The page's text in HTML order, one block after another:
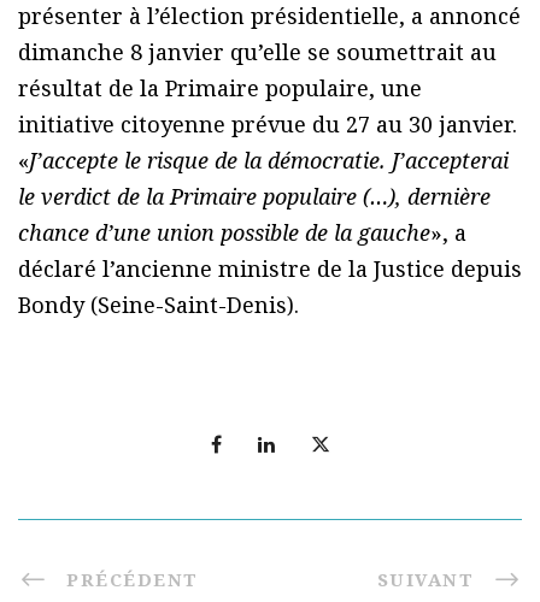
présenter à l’élection présidentielle, a annoncé
dimanche 8 janvier qu’elle se soumettrait au
résultat de la Primaire populaire, une
initiative citoyenne prévue du 27 au 30 janvier.
«J’accepte le risque de la démocratie. J’accepterai
le verdict de la Primaire populaire (…), dernière
chance d’une union possible de la gauche», a
déclaré l’ancienne ministre de la Justice depuis
Bondy (Seine-Saint-Denis).
PRÉCÉDENT SUIVANT